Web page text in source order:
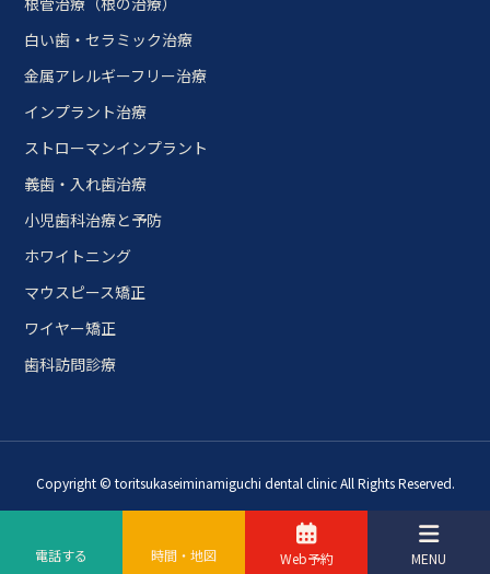
白い歯・セラミック治療
金属アレルギーフリー治療
インプラント治療
ストローマンインプラント
義歯・入れ歯治療
小児歯科治療と予防
ホワイトニング
マウスピース矯正
ワイヤー矯正
歯科訪問診療
Copyright © toritsukaseiminamiguchi dental clinic All Rights Reserved.
MENU
Web予約
時間・地図
電話する